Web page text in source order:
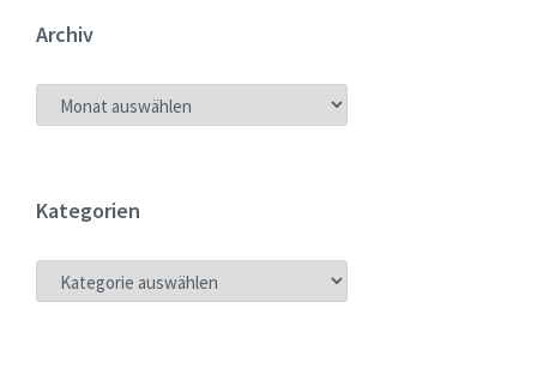
Archiv
ARCHIV
Kategorien
KATEGORIEN